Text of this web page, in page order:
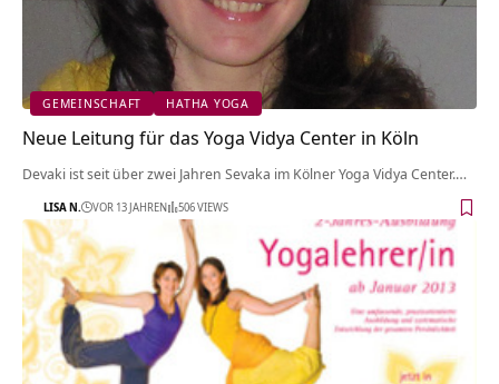
GEMEINSCHAFT HATHA YOGA
Neue Leitung für das Yoga Vidya Center in Köln
Devaki ist seit über zwei Jahren Sevaka im Kölner Yoga Vidya Center.…
LISA N. VOR 13 JAHREN 506 VIEWS